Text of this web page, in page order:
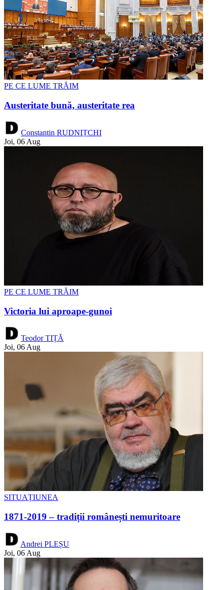
PE CE LUME TRĂIM
Austeritate bună, austeritate rea
Constantin RUDNIȚCHI
Joi, 06 Aug
PE CE LUME TRĂIM
Victoria lui aproape-gunoi
Teodor TIȚĂ
Joi, 06 Aug
SITUAȚIUNEA
1871-2019 – tradiții românești nemuritoare
Andrei PLEȘU
Joi, 06 Aug